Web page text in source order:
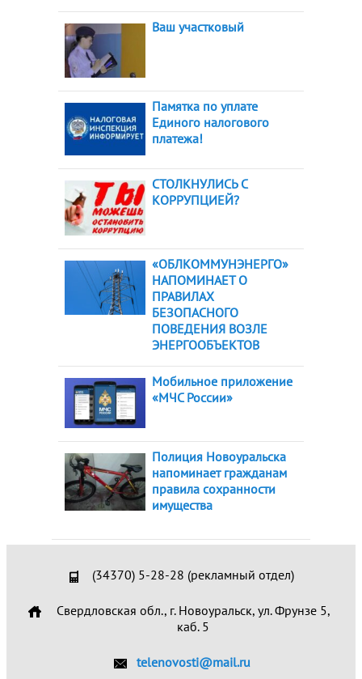
Ваш участковый
Памятка по уплате
Единого налогового
платежа!
СТОЛКНУЛИСЬ С
КОРРУПЦИЕЙ?
«ОБЛКОММУНЭНЕРГО»
НАПОМИНАЕТ О
ПРАВИЛАХ
БЕЗОПАСНОГО
ПОВЕДЕНИЯ ВОЗЛЕ
ЭНЕРГООБЪЕКТОВ
Мобильное приложение
«МЧС России»
Полиция Новоуральска
напоминает гражданам
правила сохранности
имущества
(34370) 5-28-28 (рекламный отдел)
Свердловская обл., г. Новоуральск, ул. Фрунзе 5,
каб. 5
telenovosti@mail.ru